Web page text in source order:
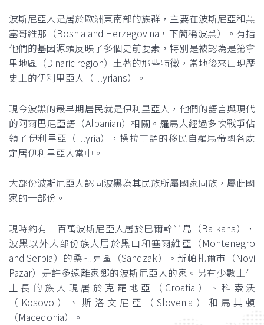
波斯尼亞人是居於歐洲東南部的族群，主要在波斯尼亞和黑
塞哥維那（Bosnia and Herzegovina，下簡稱波黑）。有指
他們的基因源頭反映了多個史前要素，特別是被認為是第拿
里地區（Dinaric region）土著的那些特徵，當地後來出現歷
史上的伊利里亞人（Illyrians）。
現今波黑的最早期居民就是伊利里亞人，他們的語言與現代
的阿爾巴尼亞語（Albanian）相關。羅馬人經過多次戰爭佔
領了伊利里亞（Illyria），操拉丁語的移民自羅馬帝國各處
定居伊利里亞人當中。
大部份波斯尼亞人認同波黑為其民族所屬國家同族，屬此國
家的一部份。
現時約有二百萬波斯尼亞人居於巴爾幹半島（Balkans），
波黑以外大部份族人居於黑山和塞爾維亞（Montenegro
and Serbia）的桑扎克區（Sandzak）。新帕扎爾市（Novi
Pazar）是許多遠離家鄉的波斯尼亞人的家。另有少數土生
土長的族人現居於克羅地亞（Croatia）、科索沃
（Kosovo）、斯洛文尼亞（Slovenia）和馬其頓
（Macedonia）。